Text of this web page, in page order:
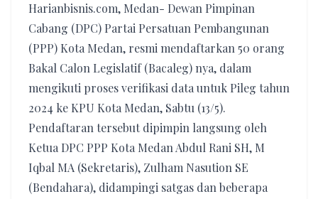
Harianbisnis.com, Medan- Dewan Pimpinan
Cabang (DPC) Partai Persatuan Pembangunan
(PPP) Kota Medan, resmi mendaftarkan 50 orang
Bakal Calon Legislatif (Bacaleg) nya, dalam
mengikuti proses verifikasi data untuk Pileg tahun
2024 ke KPU Kota Medan, Sabtu (13/5).
Pendaftaran tersebut dipimpin langsung oleh
Ketua DPC PPP Kota Medan Abdul Rani SH, M
Iqbal MA (Sekretaris), Zulham Nasution SE
(Bendahara), didampingi satgas dan beberapa